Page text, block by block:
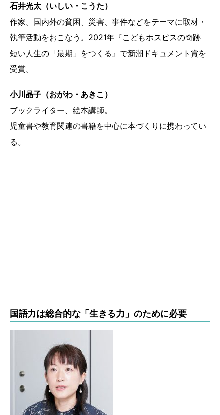
石井光太（いしい・こうた）
作家。国内外の貧困、災害、事件などをテーマに取材・
執筆活動をおこなう。2021年『こどもホスピスの奇跡
短い人生の「最期」をつくる』で新潮ドキュメント賞を
受賞。
小川晶子（おがわ・あきこ）
ブックライター、絵本講師。
児童書や教育関連の書籍を中心に本づくりに携わってい
る。
国語力は総合的な「生きる力」のために必要